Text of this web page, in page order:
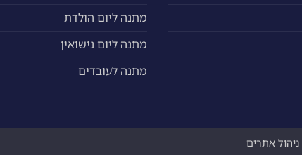
מתנה ליום הולדת
מתנה ליום נישואין
מתנה לעובדים